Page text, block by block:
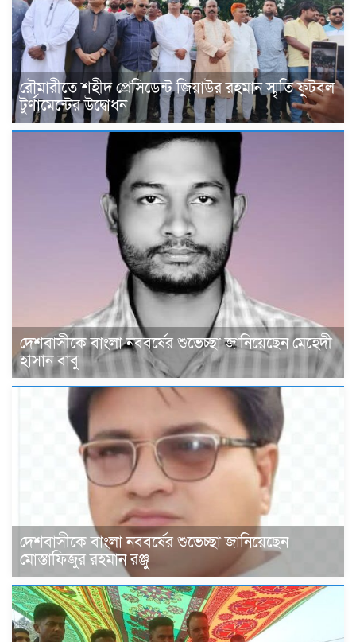
রৌমারীতে শহীদ প্রেসিডেন্ট জিয়াউর রহমান স্মৃতি ফুটবল
টুর্ণামেন্টের উদ্বোধন
দেশবাসীকে বাংলা নববর্ষের শুভেচ্ছা জানিয়েছেন মেহেদী
হাসান বাবু
দেশবাসীকে বাংলা নববর্ষের শুভেচ্ছা জানিয়েছেন
মোস্তাফিজুর রহমান রঞ্জু